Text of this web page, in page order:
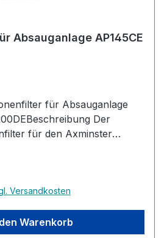
Absauganlage AP145CE
für Absauganlage
Der
für den Axminster
und Polieren entsteht. Im
sorgt er für eine
und schützt die
Werkstätten und
Versandkosten
Warenkorb